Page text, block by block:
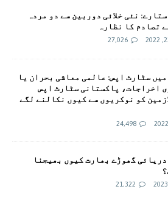
نئی خلائی دوربین سے دو مردہ
تصادم کا نظارہ
27,026
سٹارٹ اپس: عالمی معاشی بحران یا
اخراجات، پاکستانی سٹارٹ اپس
کو نوکریوں سے کیوں نکالنے لگے
24,498
گھوڑے بھارت کیوں بھیجنا
21,322